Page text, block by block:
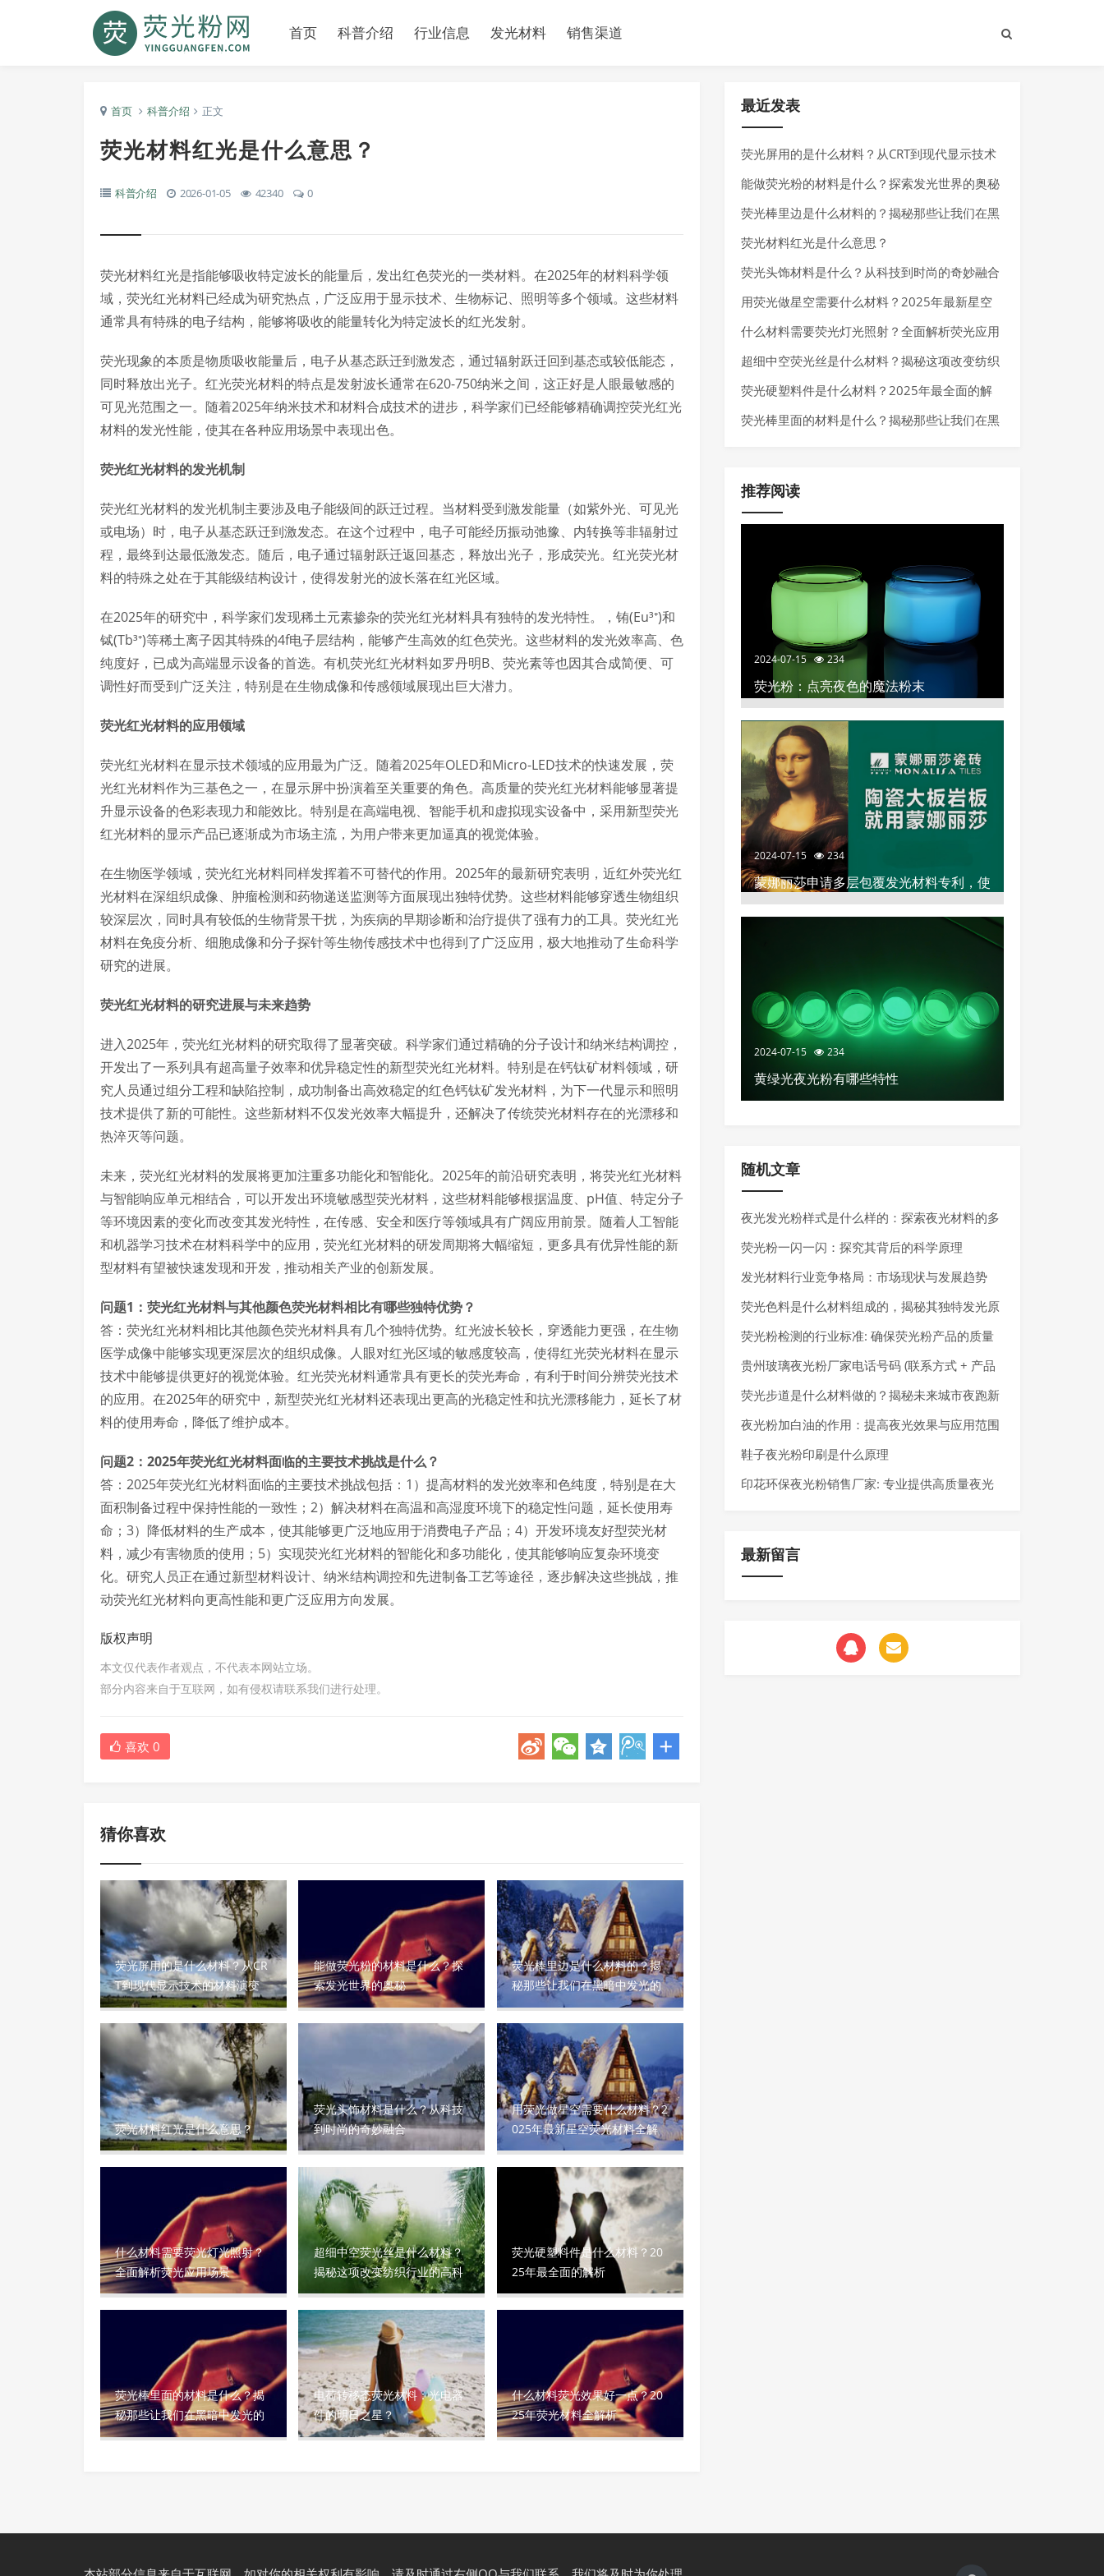
首页 科普介绍 行业信息 发光材料 销售渠道
首页 科普介绍 正文
荧光材料红光是什么意思？
科普介绍 2026-01-05 42340 0
荧光材料红光是指能够吸收特定波长的能量后，发出红色荧光的一类材料。在2025年的材料科学领
域，荧光红光材料已经成为研究热点，广泛应用于显示技术、生物标记、照明等多个领域。这些材料
通常具有特殊的电子结构，能够将吸收的能量转化为特定波长的红光发射。
荧光现象的本质是物质吸收能量后，电子从基态跃迁到激发态，通过辐射跃迁回到基态或较低能态，
同时释放出光子。红光荧光材料的特点是发射波长通常在620-750纳米之间，这正好是人眼最敏感的
可见光范围之一。随着2025年纳米技术和材料合成技术的进步，科学家们已经能够精确调控荧光红光
材料的发光性能，使其在各种应用场景中表现出色。
荧光红光材料的发光机制
荧光红光材料的发光机制主要涉及电子能级间的跃迁过程。当材料受到激发能量（如紫外光、可见光
或电场）时，电子从基态跃迁到激发态。在这个过程中，电子可能经历振动弛豫、内转换等非辐射过
程，最终到达最低激发态。随后，电子通过辐射跃迁返回基态，释放出光子，形成荧光。红光荧光材
料的特殊之处在于其能级结构设计，使得发射光的波长落在红光区域。
在2025年的研究中，科学家们发现稀土元素掺杂的荧光红光材料具有独特的发光特性。，铕(Eu³⁺)和
铽(Tb³⁺)等稀土离子因其特殊的4f电子层结构，能够产生高效的红色荧光。这些材料的发光效率高、色
纯度好，已成为高端显示设备的首选。有机荧光红光材料如罗丹明B、荧光素等也因其合成简便、可
调性好而受到广泛关注，特别是在生物成像和传感领域展现出巨大潜力。
荧光红光材料的应用领域
荧光红光材料在显示技术领域的应用最为广泛。随着2025年OLED和Micro-LED技术的快速发展，荧
光红光材料作为三基色之一，在显示屏中扮演着至关重要的角色。高质量的荧光红光材料能够显著提
升显示设备的色彩表现力和能效比。特别是在高端电视、智能手机和虚拟现实设备中，采用新型荧光
红光材料的显示产品已逐渐成为市场主流，为用户带来更加逼真的视觉体验。
在生物医学领域，荧光红光材料同样发挥着不可替代的作用。2025年的最新研究表明，近红外荧光红
光材料在深组织成像、肿瘤检测和药物递送监测等方面展现出独特优势。这些材料能够穿透生物组织
较深层次，同时具有较低的生物背景干扰，为疾病的早期诊断和治疗提供了强有力的工具。荧光红光
材料在免疫分析、细胞成像和分子探针等生物传感技术中也得到了广泛应用，极大地推动了生命科学
研究的进展。
荧光红光材料的研究进展与未来趋势
进入2025年，荧光红光材料的研究取得了显著突破。科学家们通过精确的分子设计和纳米结构调控，
开发出了一系列具有超高量子效率和优异稳定性的新型荧光红光材料。特别是在钙钛矿材料领域，研
究人员通过组分工程和缺陷控制，成功制备出高效稳定的红色钙钛矿发光材料，为下一代显示和照明
技术提供了新的可能性。这些新材料不仅发光效率大幅提升，还解决了传统荧光材料存在的光漂移和
热淬灭等问题。
未来，荧光红光材料的发展将更加注重多功能化和智能化。2025年的前沿研究表明，将荧光红光材料
与智能响应单元相结合，可以开发出环境敏感型荧光材料，这些材料能够根据温度、pH值、特定分子
等环境因素的变化而改变其发光特性，在传感、安全和医疗等领域具有广阔应用前景。随着人工智能
和机器学习技术在材料科学中的应用，荧光红光材料的研发周期将大幅缩短，更多具有优异性能的新
型材料有望被快速发现和开发，推动相关产业的创新发展。
问题1：荧光红光材料与其他颜色荧光材料相比有哪些独特优势？
答：荧光红光材料相比其他颜色荧光材料具有几个独特优势。红光波长较长，穿透能力更强，在生物
医学成像中能够实现更深层次的组织成像。人眼对红光区域的敏感度较高，使得红光荧光材料在显示
技术中能够提供更好的视觉体验。红光荧光材料通常具有更长的荧光寿命，有利于时间分辨荧光技术
的应用。在2025年的研究中，新型荧光红光材料还表现出更高的光稳定性和抗光漂移能力，延长了材
料的使用寿命，降低了维护成本。
问题2：2025年荧光红光材料面临的主要技术挑战是什么？
答：2025年荧光红光材料面临的主要技术挑战包括：1）提高材料的发光效率和色纯度，特别是在大
面积制备过程中保持性能的一致性；2）解决材料在高温和高湿度环境下的稳定性问题，延长使用寿
命；3）降低材料的生产成本，使其能够更广泛地应用于消费电子产品；4）开发环境友好型荧光材
料，减少有害物质的使用；5）实现荧光红光材料的智能化和多功能化，使其能够响应复杂环境变
化。研究人员正在通过新型材料设计、纳米结构调控和先进制备工艺等途径，逐步解决这些挑战，推
动荧光红光材料向更高性能和更广泛应用方向发展。
版权声明
本文仅代表作者观点，不代表本网站立场。
部分内容来自于互联网，如有侵权请联系我们进行处理。
喜欢 0
猜你喜欢
荧光屏用的是什么材料？从CR
T到现代显示技术的材料演变
能做荧光粉的材料是什么？探
索发光世界的奥秘
荧光棒里边是什么材料的？揭
秘那些让我们在黑暗中发光的
神奇化学物质
荧光材料红光是什么意思？
荧光头饰材料是什么？从科技
到时尚的奇妙融合
用荧光做星空需要什么材料？2
025年最新星空荧光材料全解
析
什么材料需要荧光灯光照射？
全面解析荧光应用场景
超细中空荧光丝是什么材料？
揭秘这项改变纺织行业的高科
技材料
荧光硬塑料件是什么材料？20
25年最全面的解析
荧光棒里面的材料是什么？揭
秘那些让我们在黑暗中发光的
化学秘密
电荷转移态荧光材料：光电器
件的明日之星？
什么材料荧光效果好一点？20
25年荧光材料全解析
最近发表
荧光屏用的是什么材料？从CRT到现代显示技术
的材料演变
能做荧光粉的材料是什么？探索发光世界的奥秘
荧光棒里边是什么材料的？揭秘那些让我们在黑
暗中发光的神奇化学物质
荧光材料红光是什么意思？
荧光头饰材料是什么？从科技到时尚的奇妙融合
用荧光做星空需要什么材料？2025年最新星空
荧光材料全解析
什么材料需要荧光灯光照射？全面解析荧光应用
场景
超细中空荧光丝是什么材料？揭秘这项改变纺织
行业的高科技材料
荧光硬塑料件是什么材料？2025年最全面的解
析
荧光棒里面的材料是什么？揭秘那些让我们在黑
推荐阅读
2024-07-15 234
荧光粉：点亮夜色的魔法粉末
2024-07-15 234
蒙娜丽莎申请多层包覆发光材料专利，使
陶瓷砖具有釉面平整和高效发光装饰效果
2024-07-15 234
黄绿光夜光粉有哪些特性
随机文章
夜光发光粉样式是什么样的：探索夜光材料的多
样性
荧光粉一闪一闪：探究其背后的科学原理
发光材料行业竞争格局：市场现状与发展趋势
荧光色料是什么材料组成的，揭秘其独特发光原
理
荧光粉检测的行业标准: 确保荧光粉产品的质量
与安全
贵州玻璃夜光粉厂家电话号码 (联系方式 + 产品
信息 + 价格咨询) 2024 最全攻略！
荧光步道是什么材料做的？揭秘未来城市夜跑新
宠儿的秘密
夜光粉加白油的作用：提高夜光效果与应用范围
鞋子夜光粉印刷是什么原理
印花环保夜光粉销售厂家: 专业提供高质量夜光
最新留言